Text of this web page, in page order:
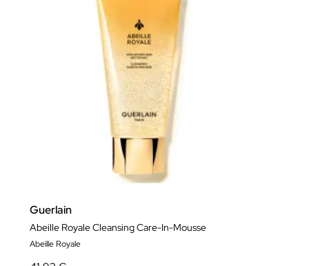
Guerlain
Abeille Royale Cleansing Care-In-Mousse
Abeille Royale